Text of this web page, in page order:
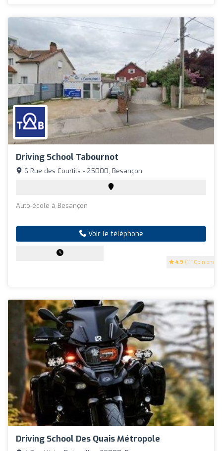
Driving School Tabournot
4.9 (111 Opinions)
6 Rue des Courtils - 25000, Besançon
Auto-école à Besançon
Voir le téléphone
Driving School Des Quais Métropole